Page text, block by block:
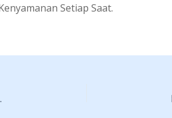
Setiap Saat.
– Catering